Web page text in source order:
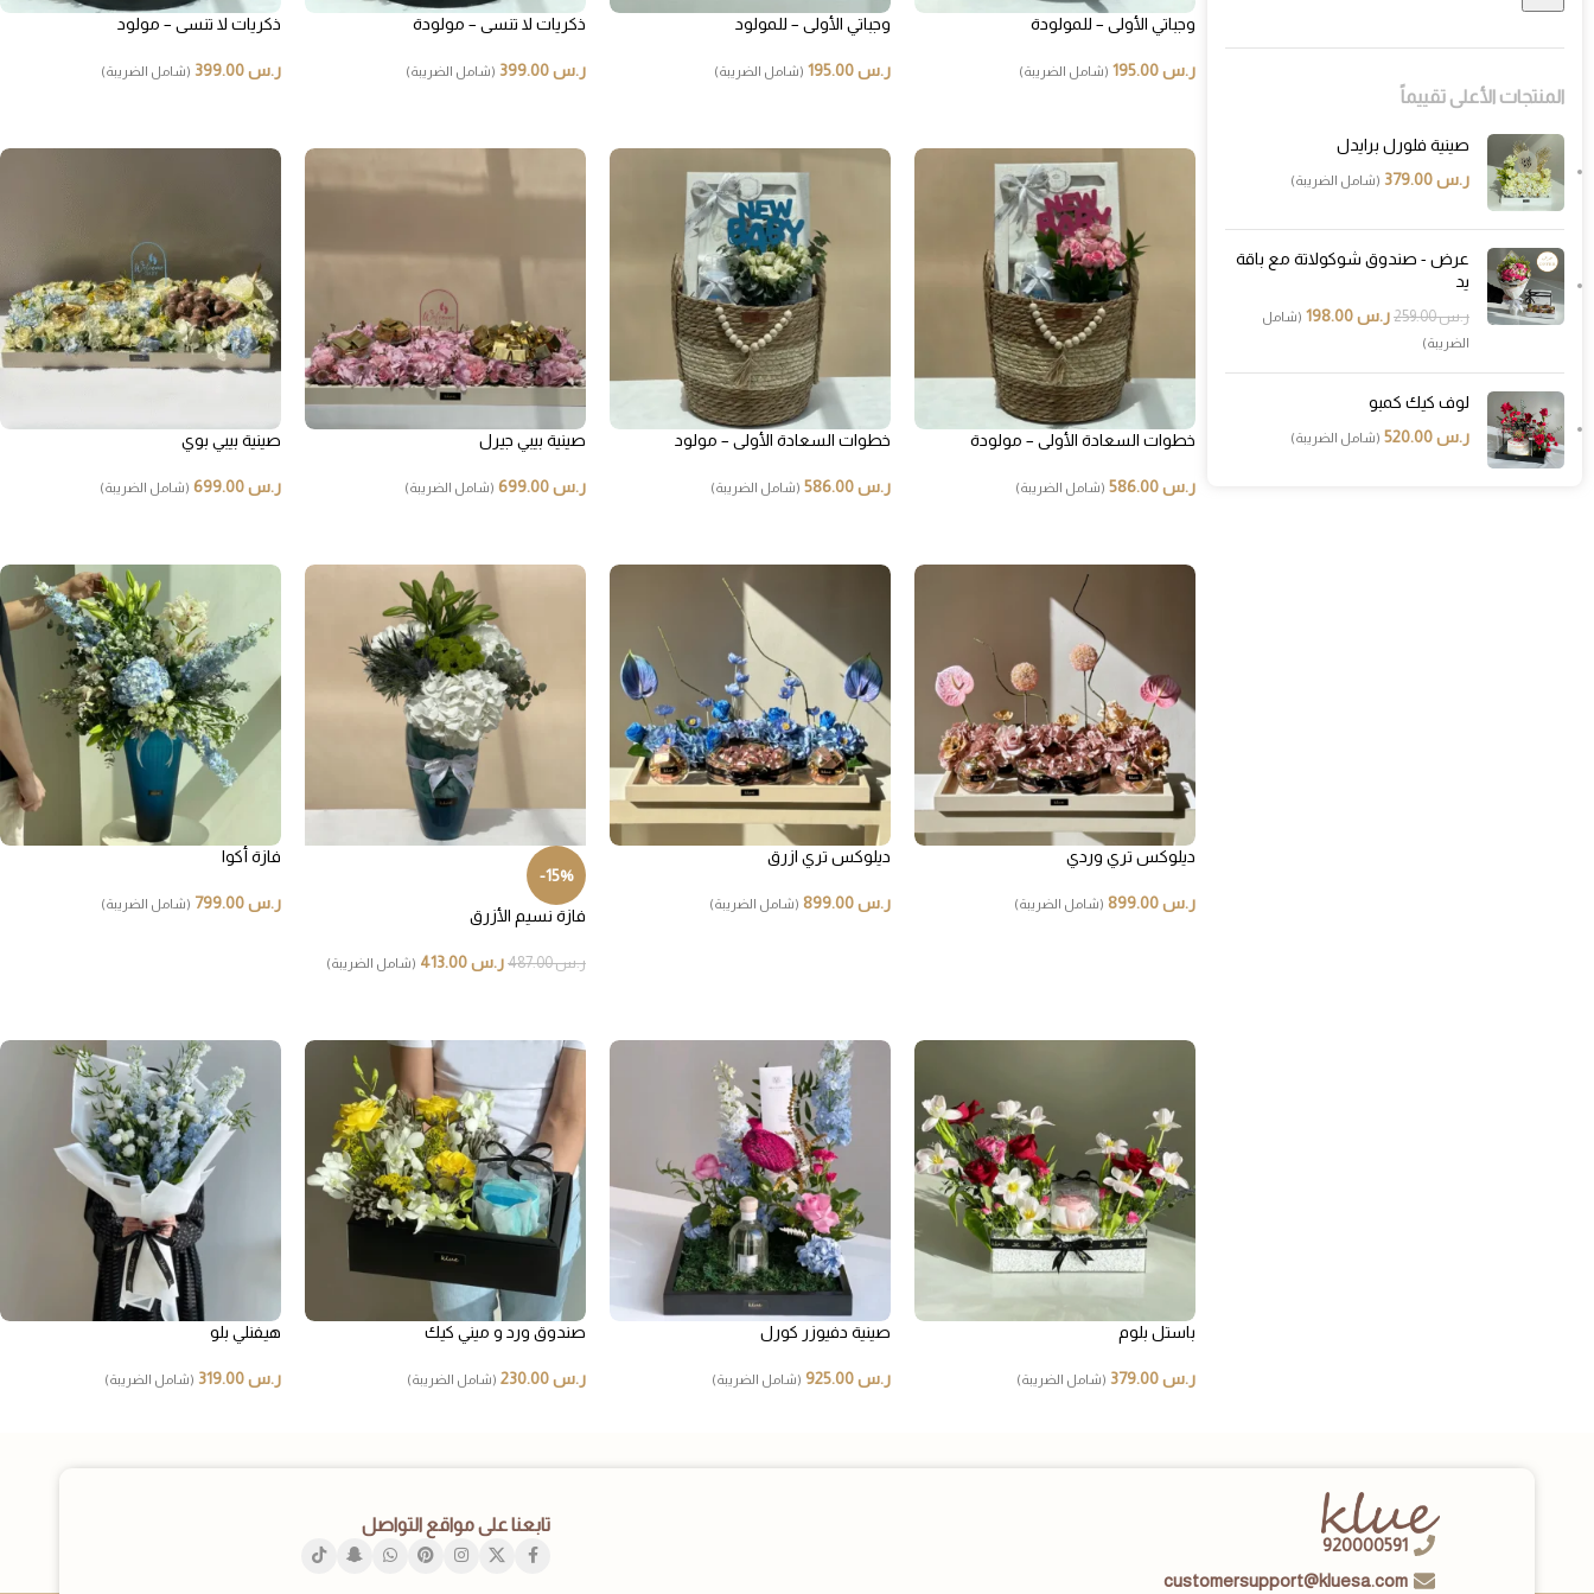
صندوق هدايا هدايا بصواني
هدايا فاخرة هدايا للضيافة المنزلية
هدايا سبا
تسوق الآن
المنتجات الأعلى تقييماً
صينية فلورل برايدل
ر.س
(شامل الضريبة)
عرض - صندوق شوكولاتة مع باقة
يد
ر.س259.00 ر.س
(شامل
الضريبة)
لوف كيك كمبو
ر.س
(شامل الضريبة)
وجباتي الأولى – للمولودة
ر.س (شامل الضريبة)
وجباتي الأولى – للمولود
ر.س (شامل الضريبة)
ذكريات لا تنسى – مولودة
ر.س (شامل الضريبة)
ذكريات لا تنسى – مولود
ر.س (شامل الضريبة)
خطوات السعادة الأولى – مولودة
ر.س (شامل الضريبة)
خطوات السعادة الأولى – مولود
ر.س (شامل الضريبة)
صينية بيبي جيرل
ر.س (شامل الضريبة)
صينية بيبي بوي
ر.س (شامل الضريبة)
ديلوكس تري وردي
ر.س (شامل الضريبة)
ديلوكس تري ازرق
ر.س (شامل الضريبة)
-15%
فازة نسيم الأزرق
ر.س487.00 ر.س (شامل الضريبة)
فازة أكوا
ر.س (شامل الضريبة)
باستل بلوم
ر.س (شامل الضريبة)
صينية دفيوزر كورل
ر.س (شامل الضريبة)
صندوق ورد و ميني كيك
ر.س (شامل الضريبة)
هيفنلي بلو
ر.س (شامل الضريبة)
920000591
customersupport@kluesa.com
تابعنا على مواقع التواصل